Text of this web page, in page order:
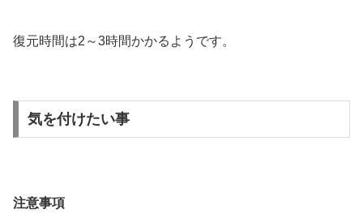
復元時間は2～3時間かかるようです。
気を付けたい事
注意事項